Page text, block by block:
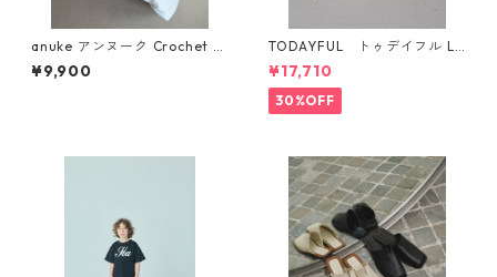
anuke アンヌーク Crochet K
nit Bustier 62620510(C/GR
Y)
¥9,900
TODAYFUL トゥデイフル La
ceup Leather Shoes 1232101
1
¥17,710
30%OFF